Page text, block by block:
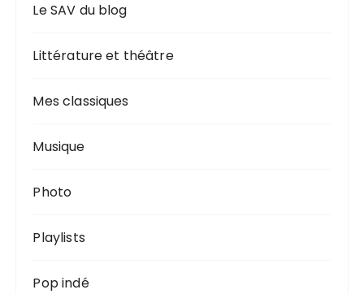
Le SAV du blog
Littérature et théâtre
Mes classiques
Musique
Photo
Playlists
Pop indé